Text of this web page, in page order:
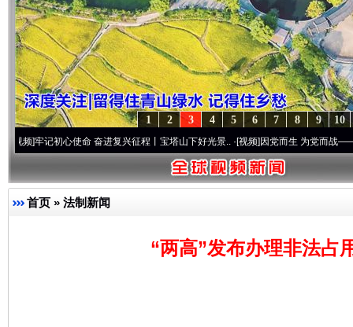
10
9
8
7
6
5
4
3
2
1
初心使命 奋进复兴征程丨宝塔山下好光景..·[视频]因党而生 为党而战——百年“纪”
首页 » 法制新闻
“两高”发布办理非法占